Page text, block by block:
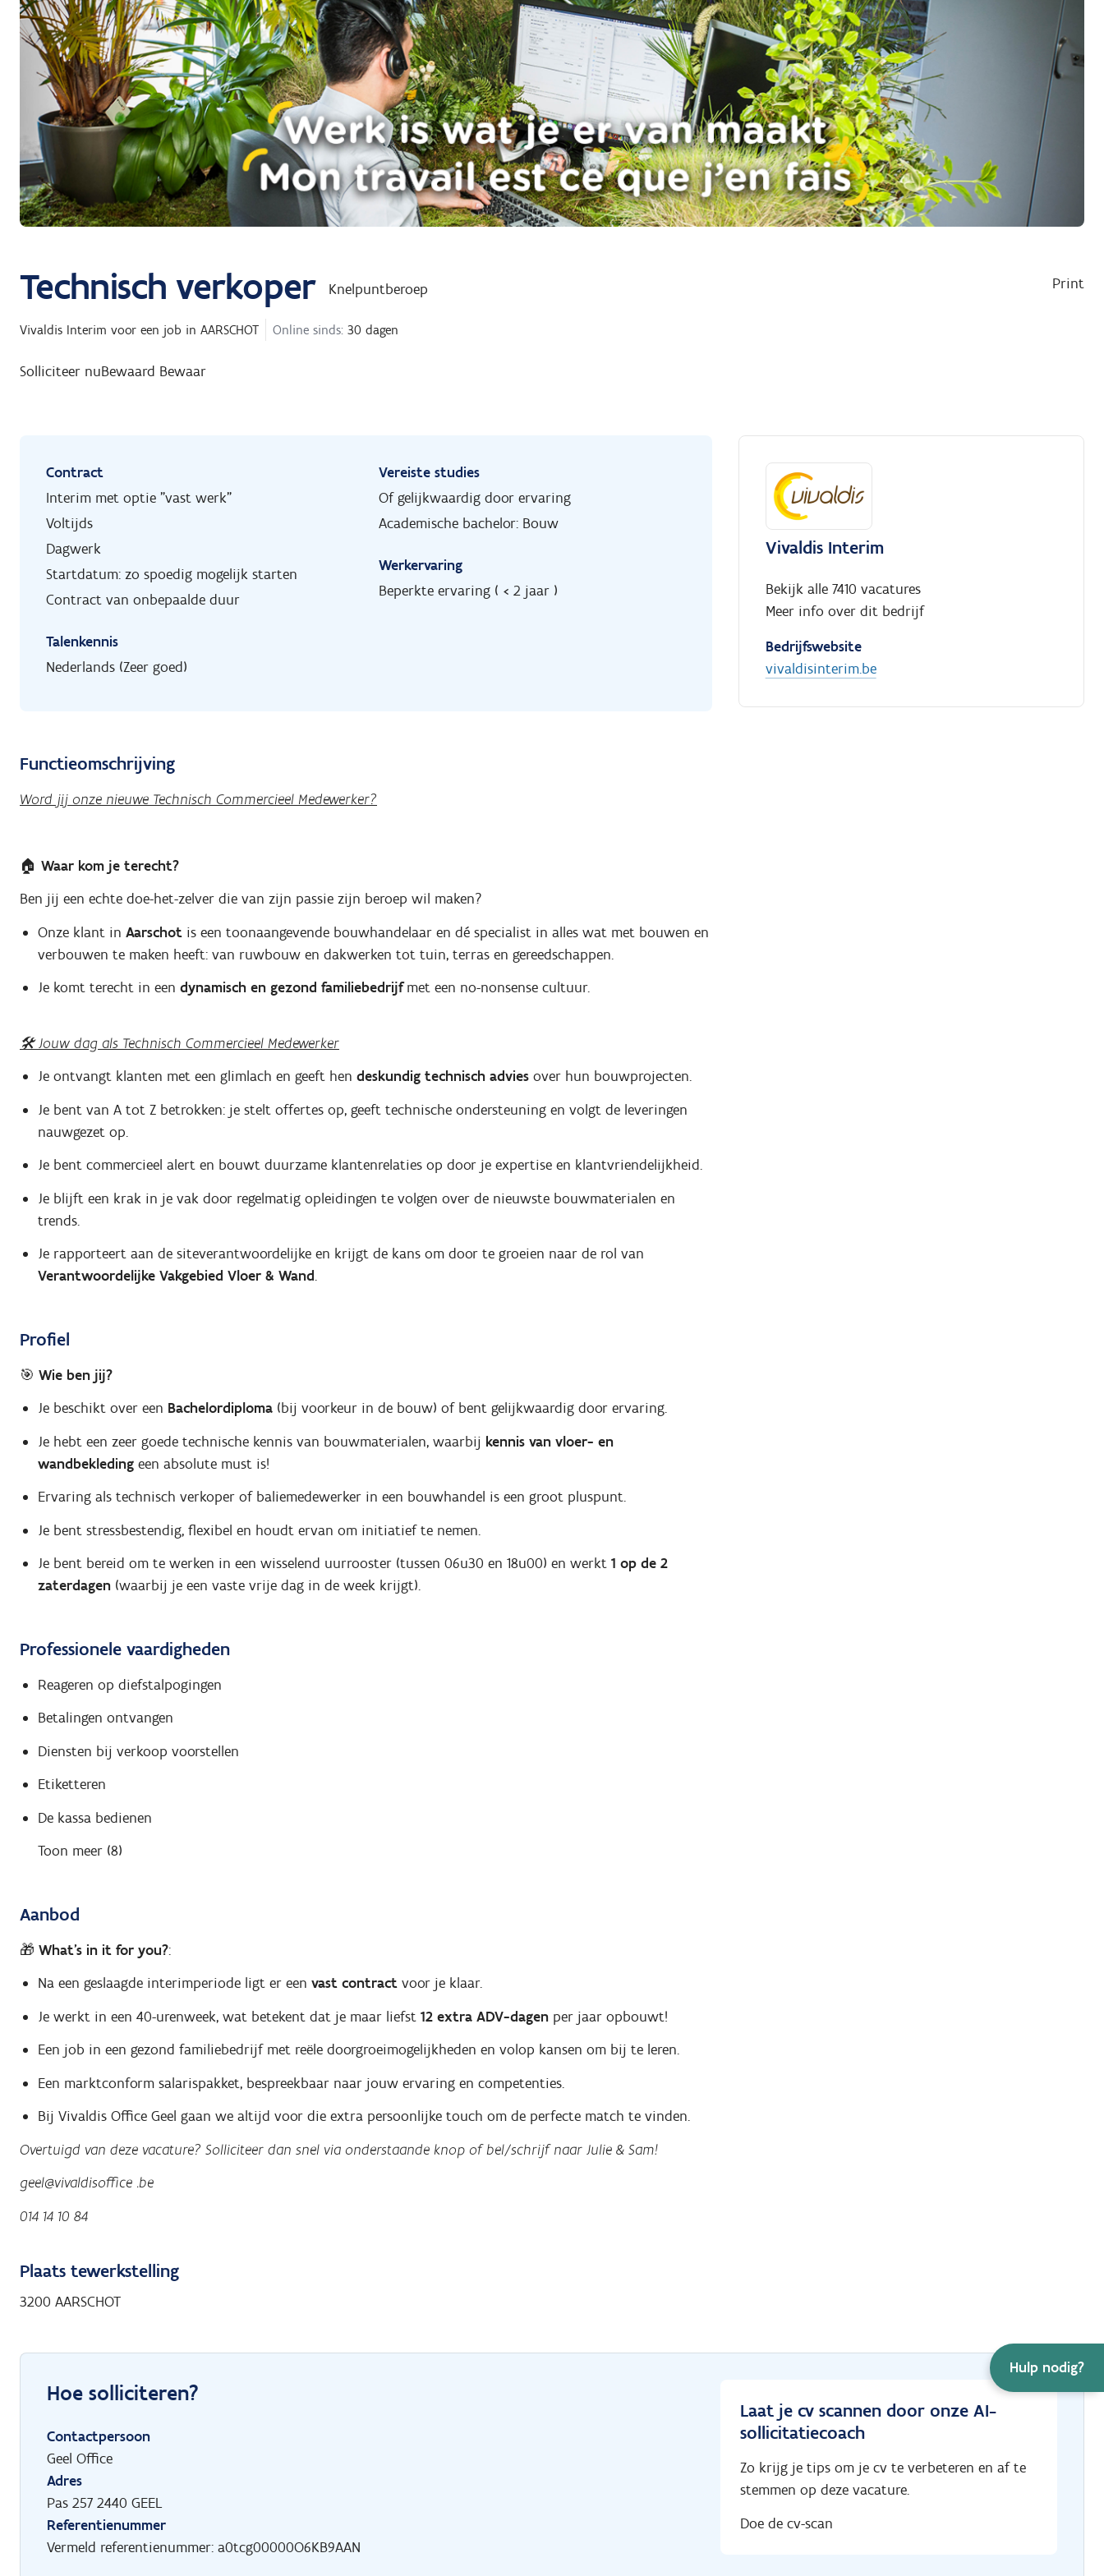
Hulp nodig?
Technisch verkoper Knelpuntberoep Print
Vivaldis Interim voor een job in AARSCHOT Online sinds: 30 dagen
Solliciteer nuBewaard Bewaar
Contract
Interim met optie "vast werk"
Voltijds
Dagwerk
Startdatum: zo spoedig mogelijk starten
Contract van onbepaalde duur
Talenkennis
Nederlands (Zeer goed)
Vereiste studies
Of gelijkwaardig door ervaring
Academische bachelor: Bouw
Werkervaring
Beperkte ervaring ( < 2 jaar )
Functieomschrijving
Word jij onze nieuwe Technisch Commercieel Medewerker?
🏠 Waar kom je terecht?
Ben jij een echte doe-het-zelver die van zijn passie zijn beroep wil maken?
Onze klant in Aarschotis een toonaangevende bouwhandelaar en dé specialist in alles wat met bouwen en
verbouwen te maken heeft: van ruwbouw en dakwerken tot tuin, terras en gereedschappen.
Je komt terecht in een dynamisch en gezond familiebedrijfmet een no-nonsense cultuur.
🛠️ Jouw dag als Technisch Commercieel Medewerker
Je ontvangt klanten met een glimlach en geeft hen deskundig technisch adviesover hun bouwprojecten.
Je bent van A tot Z betrokken: je stelt offertes op, geeft technische ondersteuning en volgt de leveringen
nauwgezet op.
Je bent commercieel alert en bouwt duurzame klantenrelaties op door je expertise en klantvriendelijkheid.
Je blijft een krak in je vak door regelmatig opleidingen te volgen over de nieuwste bouwmaterialen en
trends.
Je rapporteert aan de siteverantwoordelijke en krijgt de kans om door te groeien naar de rol van
Verantwoordelijke Vakgebied Vloer & Wand.
Profiel
🎯 Wie ben jij?
Je beschikt over een Bachelordiploma(bij voorkeur in de bouw) of bent gelijkwaardig door ervaring.
Je hebt een zeer goede technische kennis van bouwmaterialen, waarbij kennis van vloer- en
wandbekledingeen absolute must is!
Ervaring als technisch verkoper of baliemedewerker in een bouwhandel is een groot pluspunt.
Je bent stressbestendig, flexibel en houdt ervan om initiatief te nemen.
Je bent bereid om te werken in een wisselend uurrooster (tussen 06u30 en 18u00) en werkt 1 op de 2
zaterdagen(waarbij je een vaste vrije dag in de week krijgt).
Professionele vaardigheden
Reageren op diefstalpogingen
Betalingen ontvangen
Diensten bij verkoop voorstellen
Etiketteren
De kassa bedienen
Toon meer (8)
Aanbod
🎁 What’s in it for you?:
Na een geslaagde interimperiode ligt er een vast contractvoor je klaar.
Je werkt in een 40-urenweek, wat betekent dat je maar liefst 12 extra ADV-dagenper jaar opbouwt!
Een job in een gezond familiebedrijf met reële doorgroeimogelijkheden en volop kansen om bij te leren.
Een marktconform salarispakket, bespreekbaar naar jouw ervaring en competenties.
Bij Vivaldis Office Geel gaan we altijd voor die extra persoonlijke touch om de perfecte match te vinden.
Overtuigd van deze vacature? Solliciteer dan snel via onderstaande knop of bel/schrijf naar Julie & Sam!
geel@vivaldisoffice .be
014 14 10 84
Vivaldis Interim
Bekijk alle 7410 vacatures
Meer info over dit bedrijf
Bedrijfswebsite
vivaldisinterim.be
Plaats tewerkstelling
3200 AARSCHOT
Hoe solliciteren?
Contactpersoon
Geel Office
Adres
Pas 257 2440 GEEL
Referentienummer
Vermeld referentienummer: a0tcg00000O6KB9AAN
Laat je cv scannen door onze AI-
sollicitatiecoach
Zo krijg je tips om je cv te verbeteren en af te
stemmen op deze vacature.
Doe de cv-scan